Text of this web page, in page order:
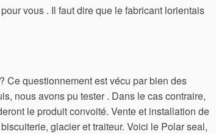
vous . Il faut dire que le fabricant lorientais
Ce questionnement est vécu par bien des
nous avons pu tester . Dans le cas contraire,
le produit convoité. Vente et installation de
glacier et traiteur. Voici le Polar seal,